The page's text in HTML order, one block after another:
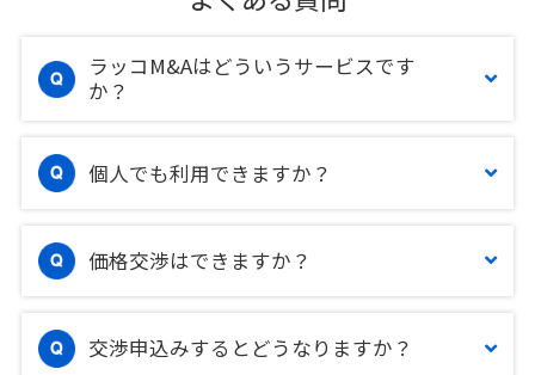
ラッコM&Aはどういうサービスです
か？
個人でも利用できますか？
価格交渉はできますか？
交渉申込みするとどうなりますか？